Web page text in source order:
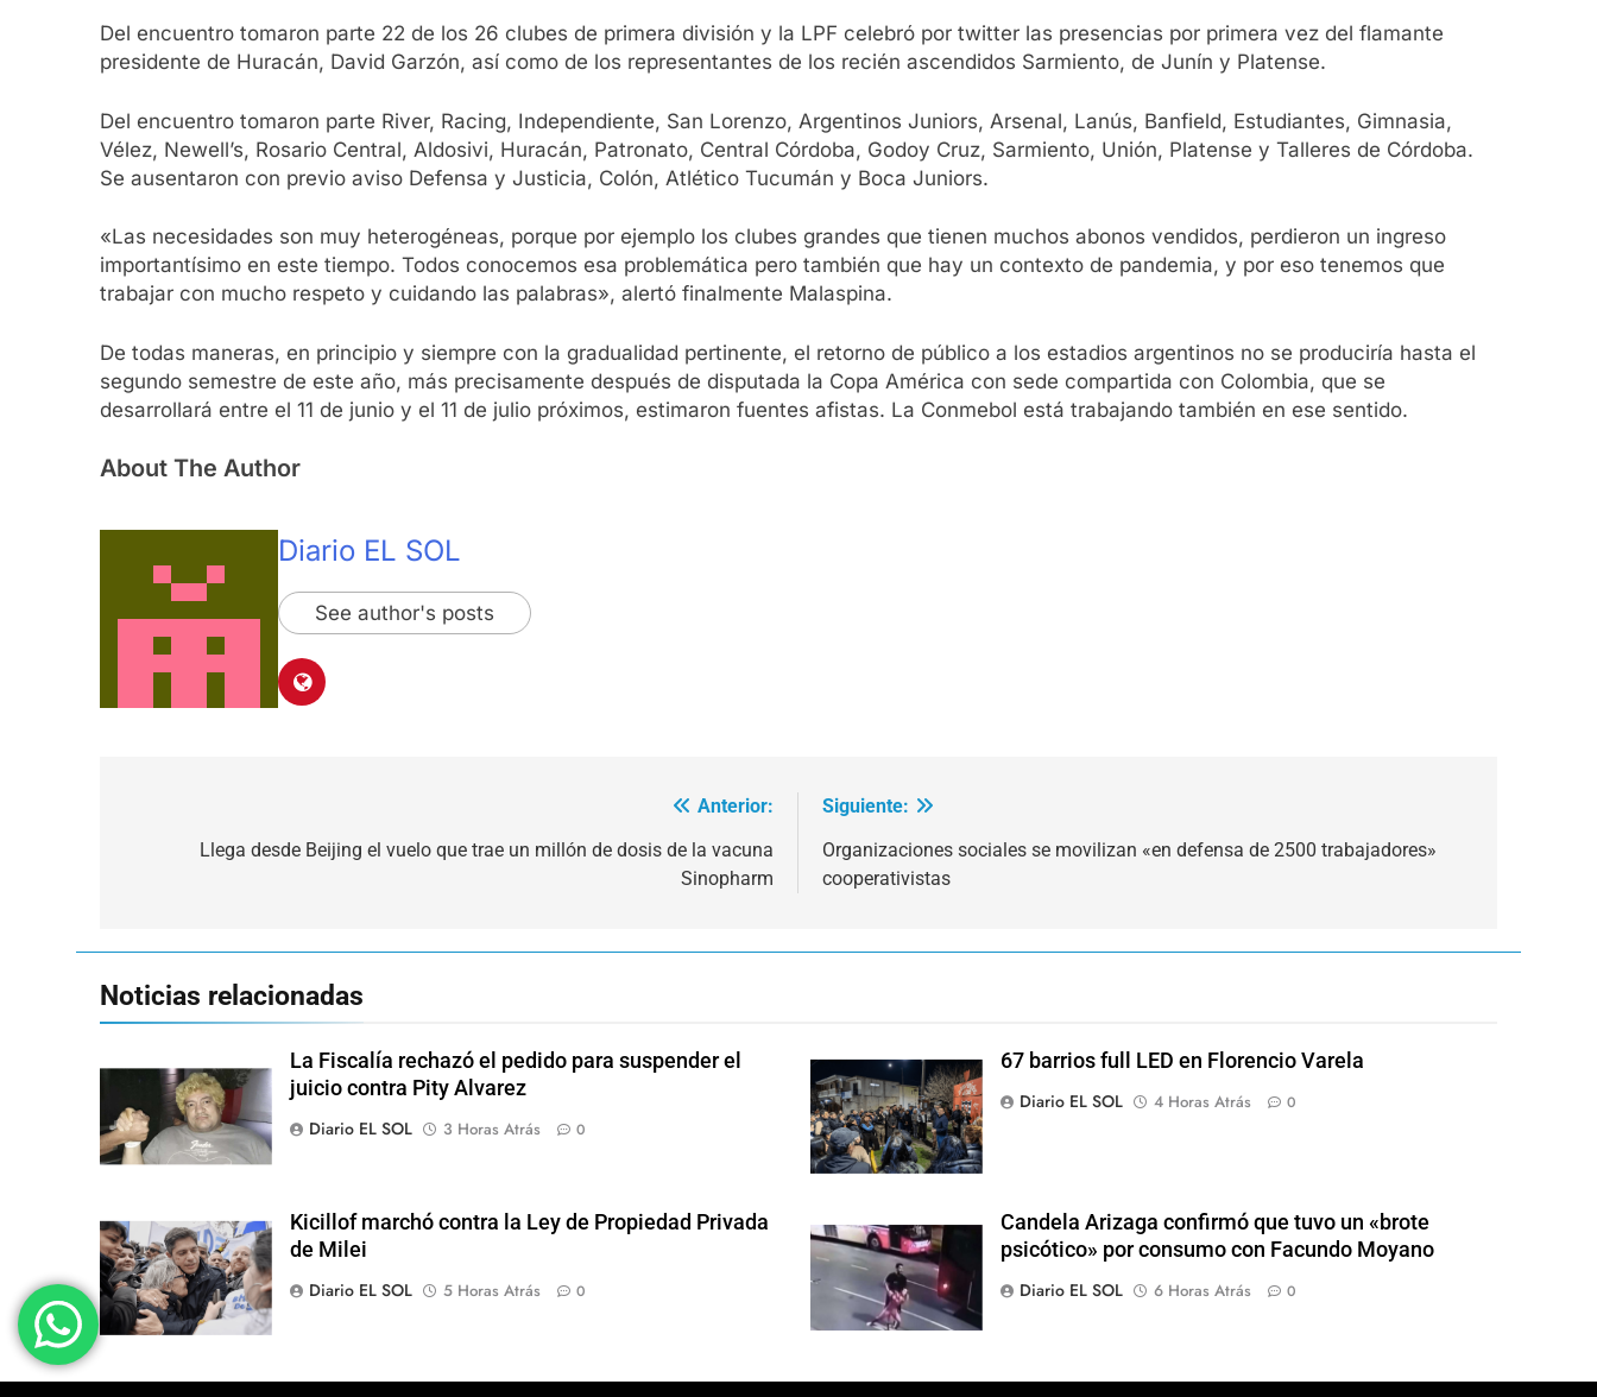
Del encuentro tomaron parte 22 de los 26 clubes de primera división y la LPF celebró por twitter las presencias por primera vez del flamante
presidente de Huracán, David Garzón, así como de los representantes de los recién ascendidos Sarmiento, de Junín y Platense.
Del encuentro tomaron parte River, Racing, Independiente, San Lorenzo, Argentinos Juniors, Arsenal, Lanús, Banfield, Estudiantes, Gimnasia,
Vélez, Newell’s, Rosario Central, Aldosivi, Huracán, Patronato, Central Córdoba, Godoy Cruz, Sarmiento, Unión, Platense y Talleres de Córdoba.
Se ausentaron con previo aviso Defensa y Justicia, Colón, Atlético Tucumán y Boca Juniors.
«Las necesidades son muy heterogéneas, porque por ejemplo los clubes grandes que tienen muchos abonos vendidos, perdieron un ingreso
importantísimo en este tiempo. Todos conocemos esa problemática pero también que hay un contexto de pandemia, y por eso tenemos que
trabajar con mucho respeto y cuidando las palabras», alertó finalmente Malaspina.
De todas maneras, en principio y siempre con la gradualidad pertinente, el retorno de público a los estadios argentinos no se produciría hasta el
segundo semestre de este año, más precisamente después de disputada la Copa América con sede compartida con Colombia, que se
desarrollará entre el 11 de junio y el 11 de julio próximos, estimaron fuentes afistas. La Conmebol está trabajando también en ese sentido.
About The Author
Diario EL SOL
See author's posts
Anterior:
Llega desde Beijing el vuelo que trae un millón de dosis de la vacuna
Sinopharm
Siguiente:
Organizaciones sociales se movilizan «en defensa de 2500 trabajadores»
cooperativistas
Noticias relacionadas
La Fiscalía rechazó el pedido para suspender el
juicio contra Pity Alvarez
Diario EL SOL
3 Horas Atrás 0
67 barrios full LED en Florencio Varela
Diario EL SOL
4 Horas Atrás 0
Kicillof marchó contra la Ley de Propiedad Privada
de Milei
Diario EL SOL
5 Horas Atrás 0
Candela Arizaga confirmó que tuvo un «brote
psicótico» por consumo con Facundo Moyano
Diario EL SOL
6 Horas Atrás 0